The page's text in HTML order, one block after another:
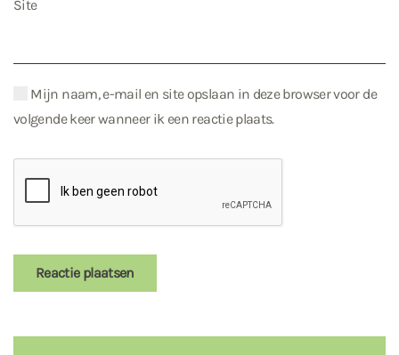
Site
Mijn naam, e-mail en site opslaan in deze browser voor de
volgende keer wanneer ik een reactie plaats.
Reactie plaatsen